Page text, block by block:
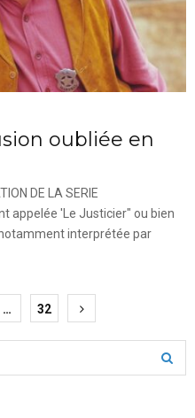
oubliée en
DE LA SERIE
appelée 'Le Justicier" ou bien
interprétée par
… 32